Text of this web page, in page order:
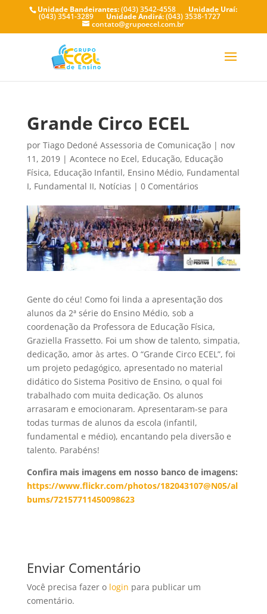
Unidade Bandeirantes:(043) 3542-4558 Unidade Uraí:
(043) 3541-3289 Unidade Andirá:(043) 3538-1727
contato@grupoecel.com.br
Grande Circo ECEL
por Tiago Dedoné Assessoria de Comunicação| nov
11, 2019| Acontece no Ecel, Educação, Educação
Física, Educação Infantil, Ensino Médio, Fundamental
I, Fundamental II, Notícias | 0 Comentários
Gente do céu! Como foi linda a apresentação dos
alunos da 2ª série do Ensino Médio, sob a
coordenação da Professora de Educação Física,
Graziella Frassetto. Foi um show de talento, simpatia,
dedicação, amor às artes. O “Grande Circo ECEL”, foi
um projeto pedagógico, apresentado no material
didático do Sistema Positivo de Ensino, o qual foi
trabalhado com muita dedicação. Os alunos
arrasaram e emocionaram. Apresentaram-se para
todas turmas de alunos da escola (infantil,
fundamental e médio), encantando pela diversão e
talento. Parabéns!
Confira mais imagens em nosso banco de imagens:
https://www.flickr.com/photos/182043107@N05/al
bums/72157711450098623
Enviar Comentário
Você precisa fazer o login para publicar um
comentário.